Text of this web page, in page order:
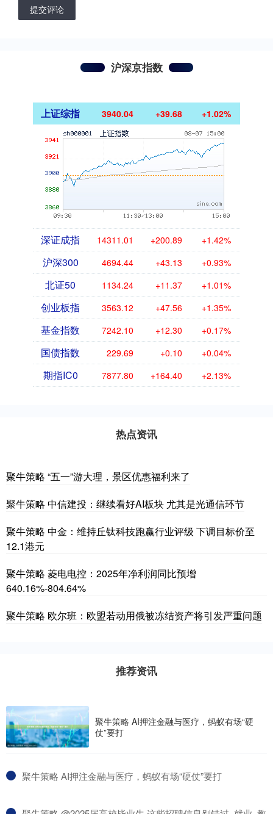
提交评论
沪深京指数
上证综指 3940.04 +39.68 +1.02%
深证成指 14311.01 +200.89 +1.42%
沪深300 4694.44 +43.13 +0.93%
北证50 1134.24 +11.37 +1.01%
创业板指 3563.12 +47.56 +1.35%
基金指数 7242.10 +12.30 +0.17%
国债指数 229.69 +0.10 +0.04%
期指IC0 7877.80 +164.40 +2.13%
热点资讯
聚牛策略 “五一”游大理，景区优惠福利来了
聚牛策略 中信建投：继续看好AI板块 尤其是光通信环节
聚牛策略 中金：维持丘钛科技跑赢行业评级 下调目标价至
12.1港元
聚牛策略 菱电电控：2025年净利润同比预增
640.16%-804.64%
聚牛策略 欧尔班：欧盟若动用俄被冻结资产将引发严重问题
推荐资讯
聚牛策略 AI押注金融与医疗，蚂蚁有场“硬
仗”要打
​聚牛策略 AI押注金融与医疗，蚂蚁有场“硬仗”要打